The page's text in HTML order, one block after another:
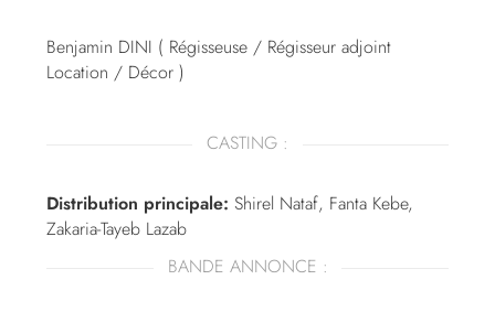
Benjamin DINI ( Régisseuse / Régisseur adjoint
Location / Décor )
CASTING :
Distribution principale: Shirel Nataf, Fanta Kebe,
Zakaria-Tayeb Lazab
BANDE ANNONCE :